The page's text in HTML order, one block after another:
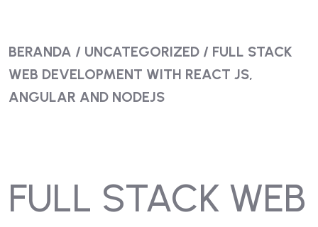
BERANDA / UNCATEGORIZED / FULL STACK
WEB DEVELOPMENT WITH REACT JS,
ANGULAR AND NODEJS
FULL STACK WEB